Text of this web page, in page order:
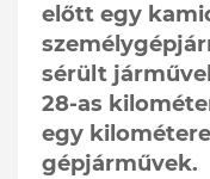
előtt egy
sérült
28-as
egy
gépjárművek.